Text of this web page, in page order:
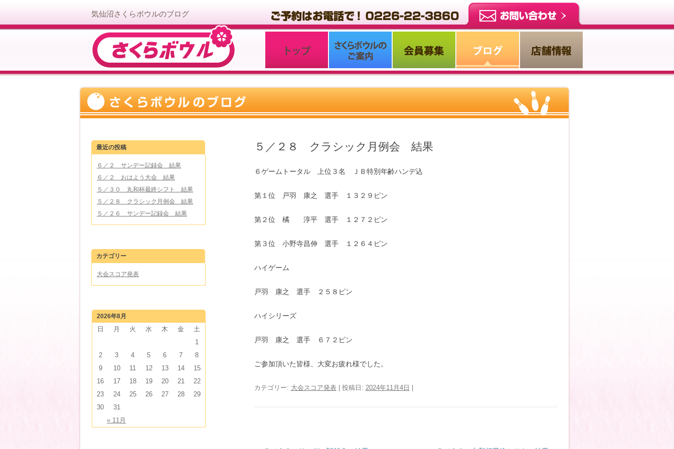
気仙沼さくらボウルのブログ
５／２８ クラシック月例会 結果
６ゲームトータル 上位３名 ＪＢ特別年齢ハンデ込
第１位 戸羽 康之 選手 １３２９ピン
第２位 橘 淳平 選手 １２７２ピン
第３位 小野寺昌伸 選手 １２６４ピン
ハイゲーム
戸羽 康之 選手 ２５８ピン
ハイシリーズ
戸羽 康之 選手 ６７２ピン
ご参加頂いた皆様、大変お疲れ様でした。
カテゴリー: 大会スコア発表| 投稿日: 2024年11月4日
最近の投稿
６／２ サンデー記録会 結果
６／２ おはよう大会 結果
５／３０ 丸和杯最終シフト 結果
５／２８ クラシック月例会 結果
５／２６ サンデー記録会 結果
カテゴリー
大会スコア発表
2026年8月
日 月 火 水 木 金 土
« 11月
1
2
3 4 5 6 7
8
9
10 11 12 13 14
15
16
17 18 19 20 21
22
23
24 25 26 27 28
29
30
31